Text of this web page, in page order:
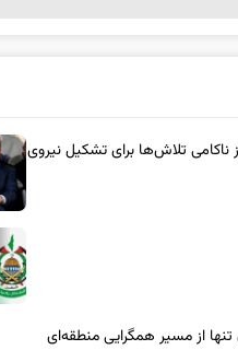
تلاش‌ها برای تشکیل نیروی
از مسیر همگرایی منطقه‌ای